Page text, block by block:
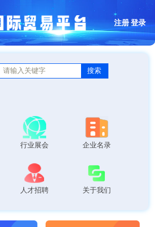
注册 |登录
搜索
行业展会 企业名录
人才招聘 关于我们